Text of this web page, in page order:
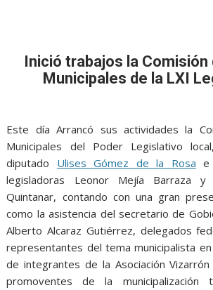
Inició trabajos la
Municipales de la LXI
Este día Arrancó sus actividades la
Municipales del Poder Legislativo
diputado Ulises Gómez de la Rosa e
legisladoras Leonor Mejía Barraza y
Quintanar, contando con una gran
como la asistencia del secretario de
Alberto Alcaraz Gutiérrez, delegados
representantes del tema municipalista
de integrantes de la Asociación
promoventes de la municipalización